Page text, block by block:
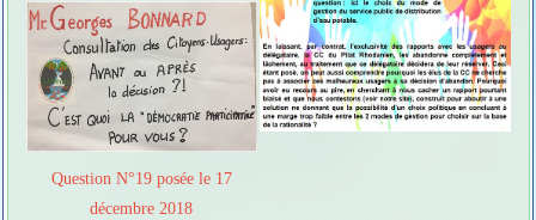
Question N°19 posée le 17
décembre 2018